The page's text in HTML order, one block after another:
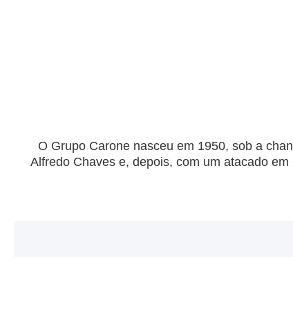
O Grupo Carone nasceu em 1950, sob a
Alfredo Chaves e, depois, com um atacado